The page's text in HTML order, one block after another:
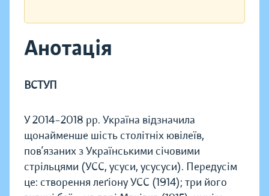
Анотація
ВСТУП
У 2014–2018 рр. Україна відзначила
щонайменше шість столітніх ювілеїв,
пов’язаних з Українськими січовими
стрільцями (УСС, усуси, усусуси). Передусім
це: створення леґіону УСС (1914); три його